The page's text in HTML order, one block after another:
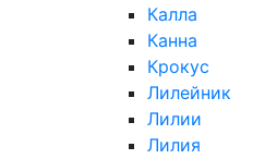
Калла
Канна
Крокус
Лилейник
Лилии
Лилия